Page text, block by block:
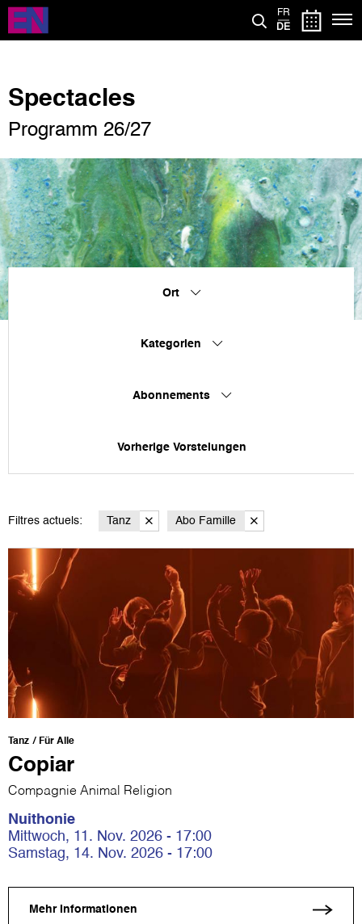
Direkt
zum
Inhalt
FR
DE
Spectacles
Programm 26/27
Ort
Kategorien
Abonnements
Vorherige Vorstelungen
Filtres actuels: Tanz Abo Famille
Tanz Für Alle
Copiar
Compagnie Animal Religion
Nuithonie
Mittwoch, 11. Nov. 2026 - 17:00
Samstag, 14. Nov. 2026 - 17:00
Mehr Informationen